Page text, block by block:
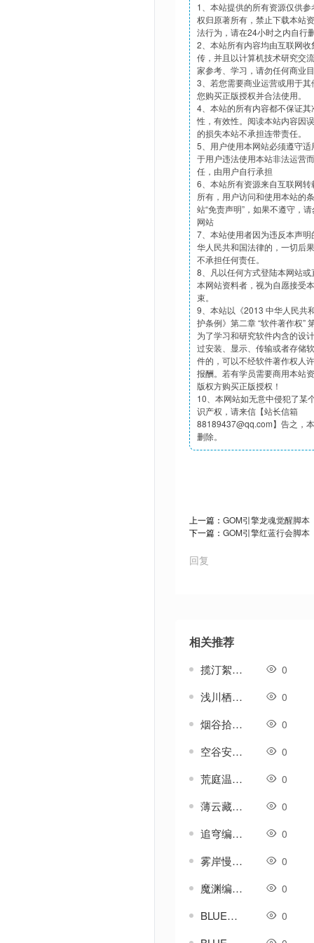
1、本站提供的所有资源仅供
权归原著所有，禁止下载本站
法行为，请在24小时之内自行
2、本站所有内容均由互联网
传，并且以计算机技术研究交
家参考、学习，请勿任何商业
3、若您需要商业运营或用于
您购买正版授权并合法使用。
4、本站的所有内容都不保证
性，有效性。阅读本站内容因
的损失本站不承担连带责任。
5、用户使用本网站必须遵守
于用户违法使用本站非法运营
任，由用户自行承担
6、本站所有资源来自互联网
所有，用户访问和使用本站的
站“免责声明”，如果不遵守，
网站
7、本站使用者因为违反本声
华人民共和国法律的，一切后
不承担任何责任。
8、凡以任何方式登陆本网站
本网站资料者，视为自愿接受
束。
9、本站以《2013 中华人民共
护条例》第二章 “软件著作权”
为了学习和研究软件内含的设
过安装、显示、传输或者存储
件的，可以不经软件著作权人
报酬。若有学员需要商用本站
版权方购买正版授权！
10、本网站如无意中侵犯了某
识产权，请来信【站长信箱
88189437@qq.com】告之，
删除。
上一篇： GOM引擎龙魂觉醒脚本
下一篇： GOM引擎红蓝行会脚本
回复
相关推荐
揽汀絮编号-GOM引擎UI素材 0
浅川栖隅编号-GOM引擎UI素材 0
烟谷拾温编号-GOM引擎UI素材 0
空谷安叙编号-GOM引擎UI素材 0
荒庭温禾编号-GOM引擎UI素材 0
薄云藏山编号-GOM引擎UI素材 0
追穹编号-GOM引擎UI素材 0
雾岸慢辰编号-GOM引擎UI素材 0
魔渊编号-GOM引擎UI素材 0
BLUE引擎-复古聚灵珠买卖脚本带对话框素材 0